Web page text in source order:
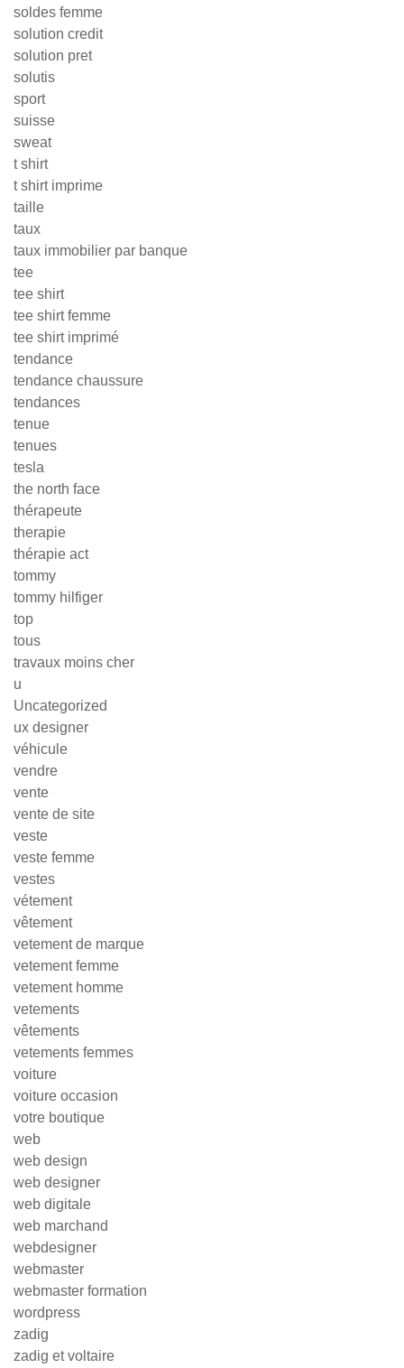
soldes femme
solution credit
solution pret
solutis
sport
suisse
sweat
t shirt
t shirt imprime
taille
taux
taux immobilier par banque
tee
tee shirt
tee shirt femme
tee shirt imprimé
tendance
tendance chaussure
tendances
tenue
tenues
tesla
the north face
thérapeute
therapie
thérapie act
tommy
tommy hilfiger
top
tous
travaux moins cher
u
Uncategorized
ux designer
véhicule
vendre
vente
vente de site
veste
veste femme
vestes
vétement
vêtement
vetement de marque
vetement femme
vetement homme
vetements
vêtements
vetements femmes
voiture
voiture occasion
votre boutique
web
web design
web designer
web digitale
web marchand
webdesigner
webmaster
webmaster formation
wordpress
zadig
zadig et voltaire